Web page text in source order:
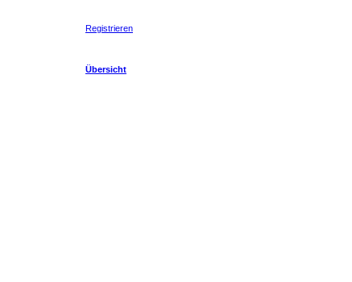
Registrieren
Übersicht